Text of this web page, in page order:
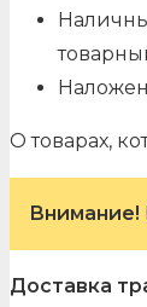
О товарах,
Внимание!
Доставка